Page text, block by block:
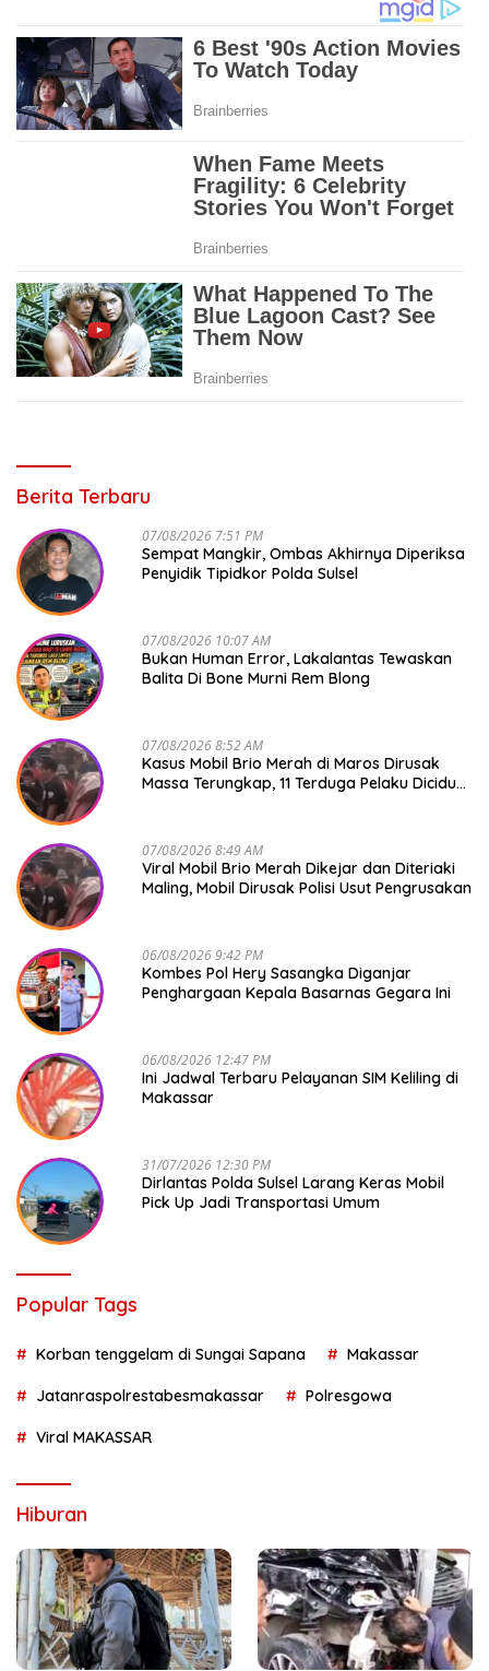
Berita Terbaru
07/08/2026 7:51 PM
Sempat Mangkir, Ombas Akhirnya Diperiksa
Penyidik Tipidkor Polda Sulsel
07/08/2026 10:07 AM
Bukan Human Error, Lakalantas Tewaskan
Balita Di Bone Murni Rem Blong
07/08/2026 8:52 AM
Kasus Mobil Brio Merah di Maros Dirusak
Massa Terungkap, 11 Terduga Pelaku Diciduk
07/08/2026 8:49 AM
Viral Mobil Brio Merah Dikejar dan Diteriaki
Maling, Mobil Dirusak Polisi Usut Pengrusakan
06/08/2026 9:42 PM
Kombes Pol Hery Sasangka Diganjar
Penghargaan Kepala Basarnas Gegara Ini
06/08/2026 12:47 PM
Ini Jadwal Terbaru Pelayanan SIM Keliling di
Makassar
31/07/2026 12:30 PM
Dirlantas Polda Sulsel Larang Keras Mobil
Pick Up Jadi Transportasi Umum
Popular Tags
Korban tenggelam di Sungai Sapana Makassar
Jatanraspolrestabesmakassar Polresgowa
Viral MAKASSAR
Hiburan